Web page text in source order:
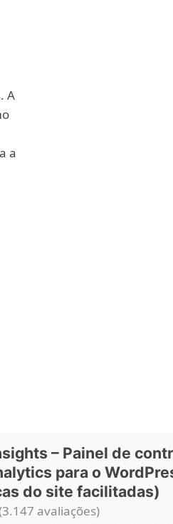
A
a
– Painel de
para o
do site facilitadas)
avaliações)